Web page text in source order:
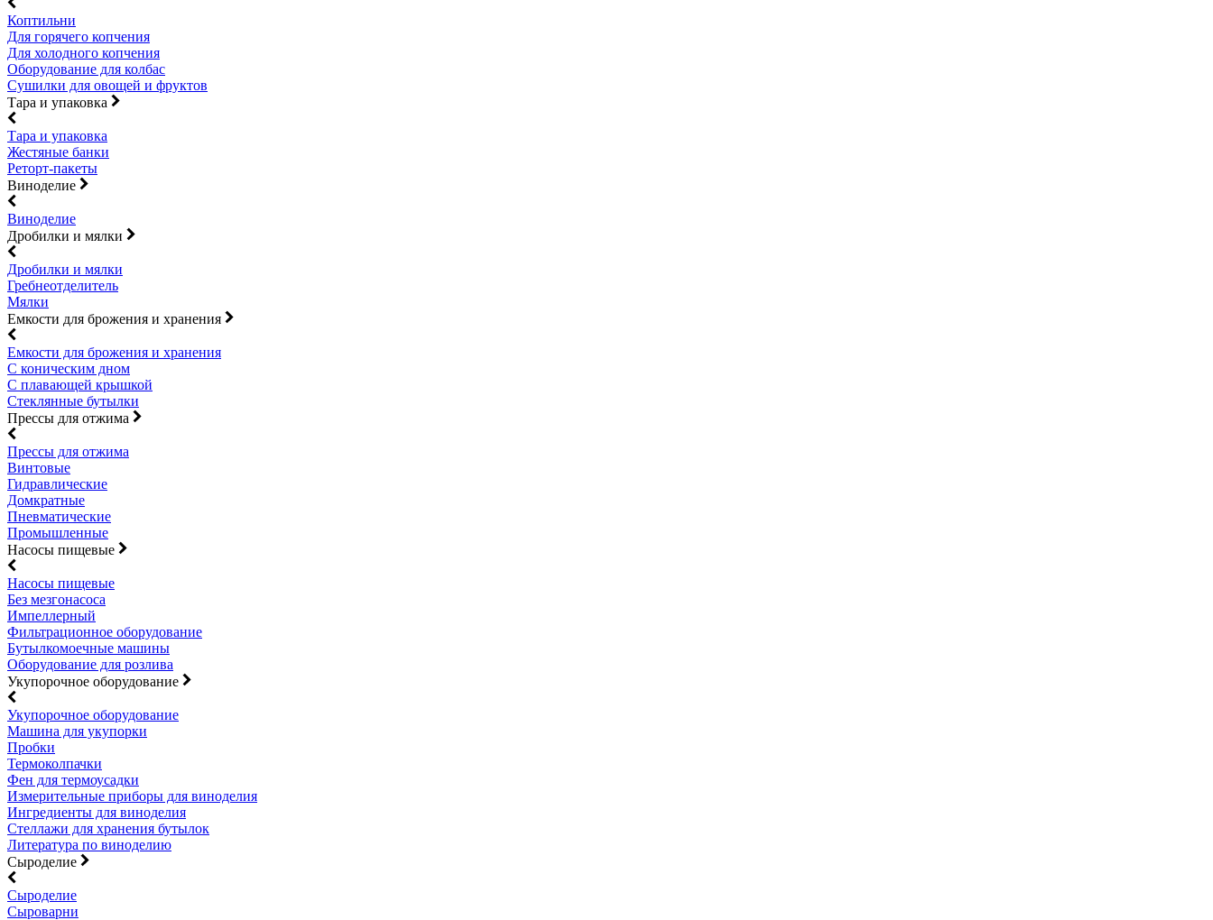
Коптильни
Для горячего копчения
Для холодного копчения
Оборудование для колбас
Сушилки для овощей и фруктов
Тара и упаковка
Тара и упаковка
Жестяные банки
Реторт-пакеты
Виноделие
Виноделие
Дробилки и мялки
Дробилки и мялки
Гребнеотделитель
Мялки
Емкости для брожения и хранения
Емкости для брожения и хранения
С коническим дном
С плавающей крышкой
Стеклянные бутылки
Прессы для отжима
Прессы для отжима
Винтовые
Гидравлические
Домкратные
Пневматические
Промышленные
Насосы пищевые
Насосы пищевые
Без мезгонасоса
Импеллерный
Фильтрационное оборудование
Бутылкомоечные машины
Оборудование для розлива
Укупорочное оборудование
Укупорочное оборудование
Машина для укупорки
Пробки
Термоколпачки
Фен для термоусадки
Измерительные приборы для виноделия
Ингредиенты для виноделия
Стеллажи для хранения бутылок
Литература по виноделию
Сыроделие
Сыроделие
Сыроварни